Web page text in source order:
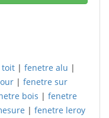
toit | fenetre alu |
| fenetre sur
bois | fenetre
| fenetre leroy